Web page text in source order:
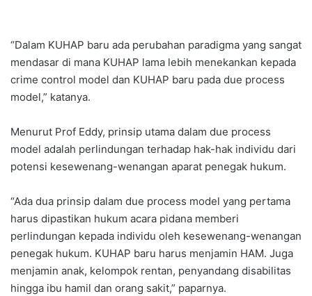
“Dalam KUHAP baru ada perubahan paradigma yang sangat
mendasar di mana KUHAP lama lebih menekankan kepada
crime control model dan KUHAP baru pada due process
model,” katanya.
Menurut Prof Eddy, prinsip utama dalam due process
model adalah perlindungan terhadap hak-hak individu dari
potensi kesewenang-wenangan aparat penegak hukum.
“Ada dua prinsip dalam due process model yang pertama
harus dipastikan hukum acara pidana memberi
perlindungan kepada individu oleh kesewenang-wenangan
penegak hukum. KUHAP baru harus menjamin HAM. Juga
menjamin anak, kelompok rentan, penyandang disabilitas
hingga ibu hamil dan orang sakit,” paparnya.